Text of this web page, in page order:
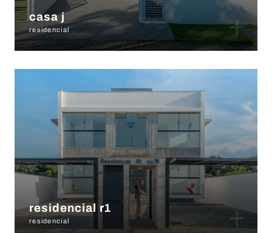
casa j
residencial +
residencial r1
residencial +